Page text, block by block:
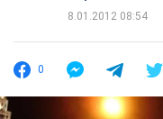
8.01.2012 08:54
0